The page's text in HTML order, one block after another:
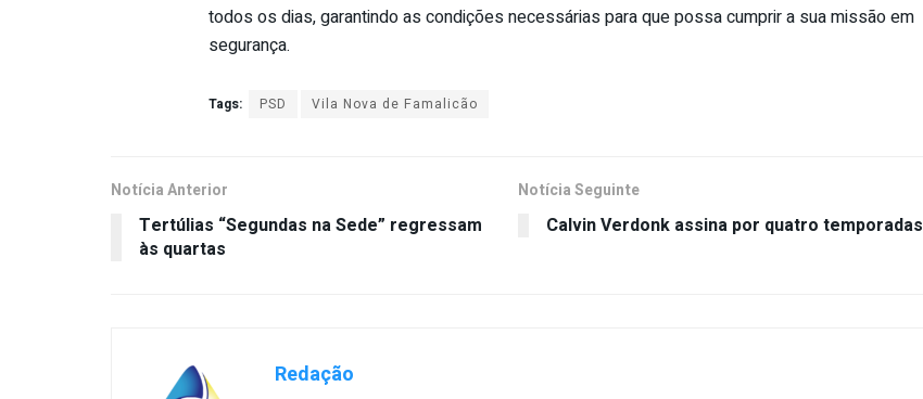
todos os dias, garantindo as condições necessárias para que possa cumprir a sua missão em
segurança.
Tags: PSD Vila Nova de Famalicão
Notícia Anterior
Tertúlias “Segundas na Sede” regressam
às quartas
Notícia Seguinte
Calvin Verdonk assina por quatro temporadas
Redação